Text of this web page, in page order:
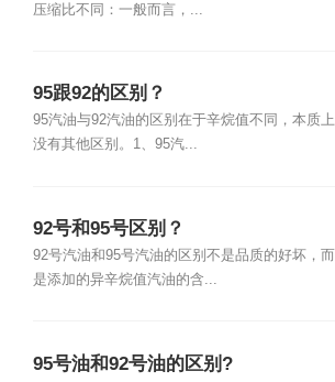
压缩比不同：一般而言，...
95跟92的区别？
95汽油与92汽油的区别在于辛烷值不同，本质上
没有其他区别。1、95汽...
92号和95号区别？
92号汽油和95号汽油的区别不是品质的好坏，而
是添加的异辛烷值汽油的含...
95号油和92号油的区别?